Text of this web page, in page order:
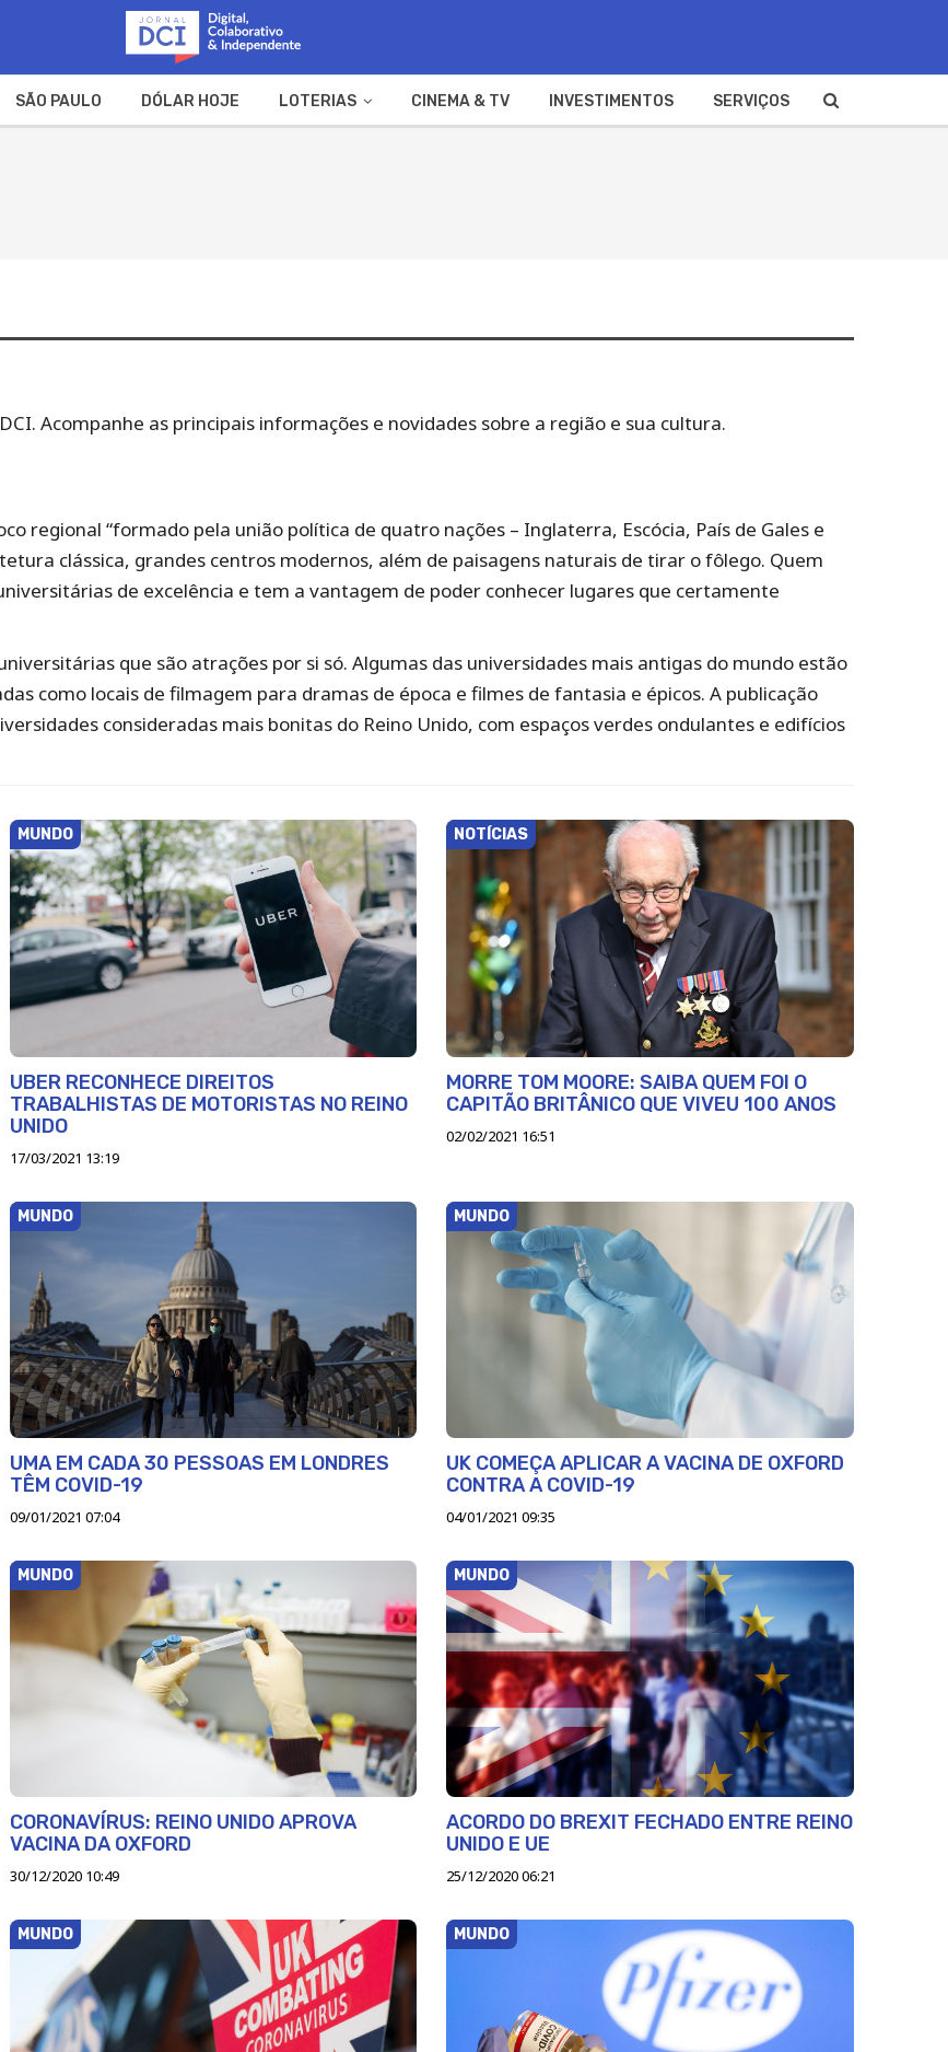
SÃO PAULO DÓLAR HOJE LOTERIAS CINEMA & TV INVESTIMENTOS SERVIÇOS
Acompanhe as principais informações e novidades sobre a região e sua cultura.
regional “formado pela união política de quatro nações – Inglaterra, Escócia, País de Gales e
clássica, grandes centros modernos, além de paisagens naturais de tirar o fôlego. Quem
de excelência e tem a vantagem de poder conhecer lugares que certamente
que são atrações por si só. Algumas das universidades mais antigas do mundo estão
como locais de filmagem para dramas de época e filmes de fantasia e épicos. A publicação
consideradas mais bonitas do Reino Unido, com espaços verdes ondulantes e edifícios
MUNDO
UBER RECONHECE DIREITOS
TRABALHISTAS DE MOTORISTAS NO REINO
UNIDO
17/03/2021 13:19
NOTÍCIAS
MORRE TOM MOORE: SAIBA QUEM FOI O
CAPITÃO BRITÂNICO QUE VIVEU 100 ANOS
02/02/2021 16:51
MUNDO
UMA EM CADA 30 PESSOAS EM LONDRES
TÊM COVID-19
09/01/2021 07:04
MUNDO
UK COMEÇA APLICAR A VACINA DE OXFORD
CONTRA A COVID-19
04/01/2021 09:35
MUNDO
CORONAVÍRUS: REINO UNIDO APROVA
VACINA DA OXFORD
30/12/2020 10:49
MUNDO
ACORDO DO BREXIT FECHADO ENTRE REINO
UNIDO E UE
25/12/2020 06:21
MUNDO MUNDO